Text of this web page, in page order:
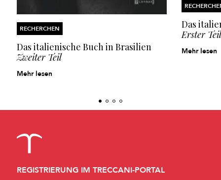
RECHERCHEN
Das italienische Buch in Brasilien
Zweiter Teil
Mehr lesen
Das
Erster Teil
Mehr lesen
REGISTRIERUNG IM TRECCANI-PORTAL